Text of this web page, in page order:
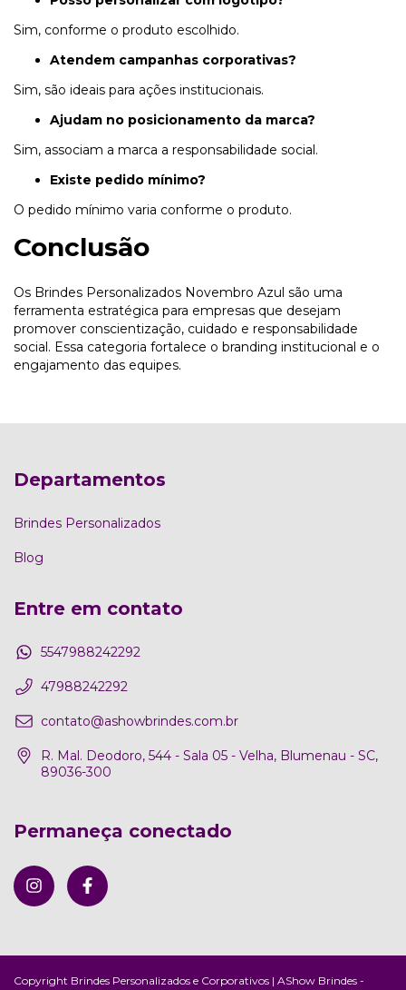
Sim, conforme o produto escolhido.
Atendem campanhas corporativas?
Sim, são ideais para ações institucionais.
Ajudam no posicionamento da marca?
Sim, associam a marca a responsabilidade social.
Existe pedido mínimo?
O pedido mínimo varia conforme o produto.
Conclusão
Os Brindes Personalizados Novembro Azul são uma
ferramenta estratégica para empresas que desejam
promover conscientização, cuidado e responsabilidade
social. Essa categoria fortalece o branding institucional e o
engajamento das equipes.
Departamentos
Brindes Personalizados
Blog
Entre em contato
5547988242292
47988242292
contato@ashowbrindes.com.br
R. Mal. Deodoro, 544 - Sala 05 - Velha, Blumenau - SC,
89036-300
Permaneça conectado
Copyright Brindes Personalizados e Corporativos | AShow Brindes -